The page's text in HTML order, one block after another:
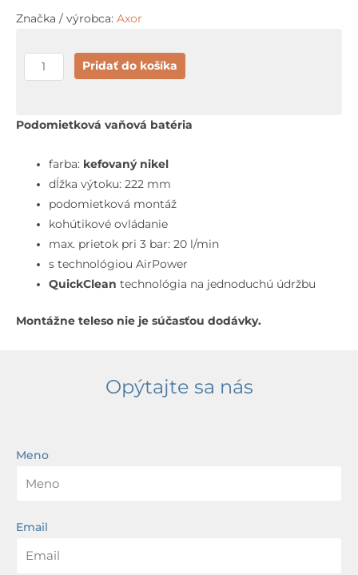
Značka / výrobca: Axor
množstvo
Axor
C
batéria
pod
omietku,
otvorová
inštalácia,
kefovaný
Pridať do košíka
Podomietková vaňová batéria
farba: kefovaný nikel
dĺžka výtoku: 222 mm
podomietková montáž
kohútikové ovládanie
max. prietok pri 3 bar: 20 l/min
s technológiou AirPower
QuickClean technológia na jednoduchú údržbu
Montážne teleso nie je súčasťou dodávky.
Opýtajte sa nás
Meno
Email